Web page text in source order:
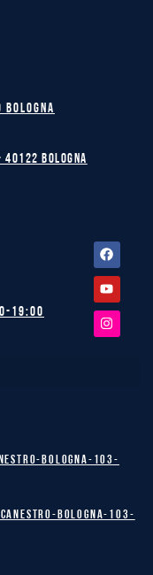
Facebook
Youtube
Instagram
BOLOGNA
19:00
Bologna-103-
Bologna-103-